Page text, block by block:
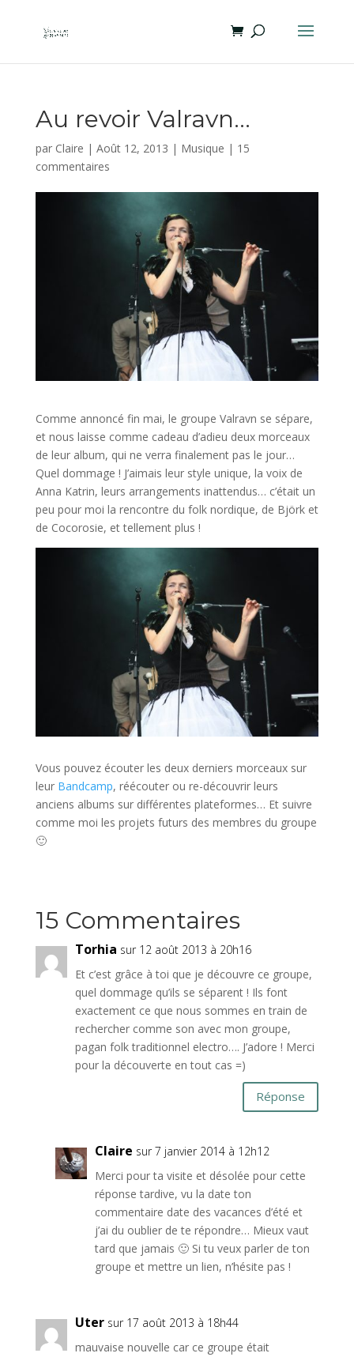
Au revoir Valravn…
par Claire | Août 12, 2013 | Musique | 15
commentaires
Comme annoncé fin mai, le groupe Valravn se sépare,
et nous laisse comme cadeau d’adieu deux morceaux
de leur album, qui ne verra finalement pas le jour…
Quel dommage ! J’aimais leur style unique, la voix de
Anna Katrin, leurs arrangements inattendus… c’était un
peu pour moi la rencontre du folk nordique, de Björk et
de Cocorosie, et tellement plus !
Vous pouvez écouter les deux derniers morceaux sur
leur Bandcamp, réécouter ou re-découvrir leurs
anciens albums sur différentes plateformes… Et suivre
comme moi les projets futurs des membres du groupe
🙂
15 Commentaires
Torhia sur 12 août 2013 à 20h16
Et c’est grâce à toi que je découvre ce groupe,
quel dommage qu’ils se séparent ! Ils font
exactement ce que nous sommes en train de
rechercher comme son avec mon groupe,
pagan folk traditionnel electro…. J’adore ! Merci
pour la découverte en tout cas =)
Réponse
Claire sur 7 janvier 2014 à 12h12
Merci pour ta visite et désolée pour cette
réponse tardive, vu la date ton
commentaire date des vacances d’été et
j’ai du oublier de te répondre… Mieux vaut
tard que jamais 🙂 Si tu veux parler de ton
groupe et mettre un lien, n’hésite pas !
Uter sur 17 août 2013 à 18h44
mauvaise nouvelle car ce groupe était